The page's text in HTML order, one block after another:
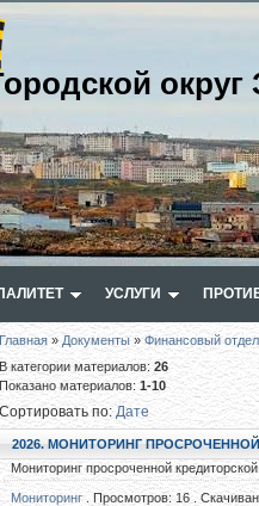
УСЛУГИ
Главная» Документы »Финансовый отдел
В категории материалов:26
Показано материалов: 1-10
Сортировать по:Дате
2026. МОНИТОРИНГ
Мониторинг просроченной
Мониторинг. Просмотров: 16 .